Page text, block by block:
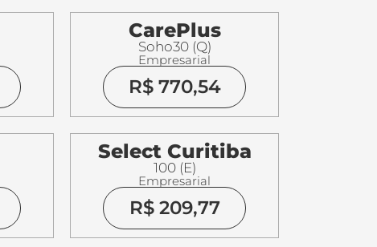
CarePlus
Soho30 (Q)
Empresarial
R$ 770,54
Select Curitiba
100 (E)
Empresarial
R$ 209,77